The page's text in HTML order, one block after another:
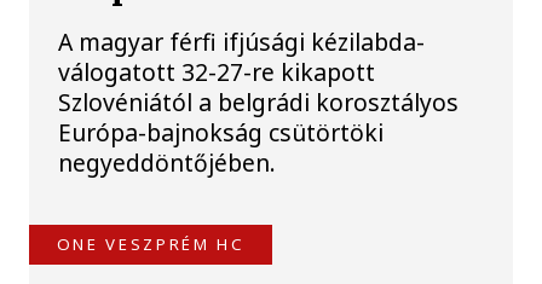
A magyar férfi ifjúsági kézilabda-
válogatott 32-27-re kikapott
Szlovéniától a belgrádi korosztályos
Európa-bajnokság csütörtöki
negyeddöntőjében.
ONE VESZPRÉM HC